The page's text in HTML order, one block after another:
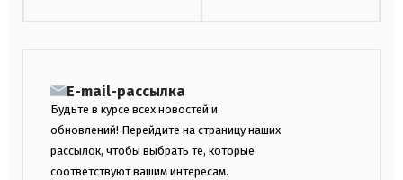
E-mail-рассылка
Будьте в курсе всех новостей и
обновлений! Перейдите на страницу наших
рассылок, чтобы выбрать те, которые
соответствуют вашим интересам.